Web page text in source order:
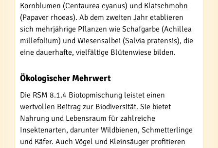
Kornblumen (Centaurea cyanus) und Klatschmohn
(Papaver rhoeas). Ab dem zweiten Jahr etablieren
sich mehrjährige Pflanzen wie Schafgarbe (Achillea
millefolium) und Wiesensalbei (Salvia pratensis), die
eine dauerhafte, vielfältige Blütenwiese bilden.
Ökologischer Mehrwert
Die RSM 8.1.4 Biotopmischung leistet einen
wertvollen Beitrag zur Biodiversität. Sie bietet
Nahrung und Lebensraum für zahlreiche
Insektenarten, darunter Wildbienen, Schmetterlinge
und Käfer. Auch Vögel und Kleinsäuger profitieren